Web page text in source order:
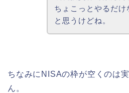
ちょこっとやるだ
と思うけどね。
ちなみにNISAの枠が空くのは
ん。